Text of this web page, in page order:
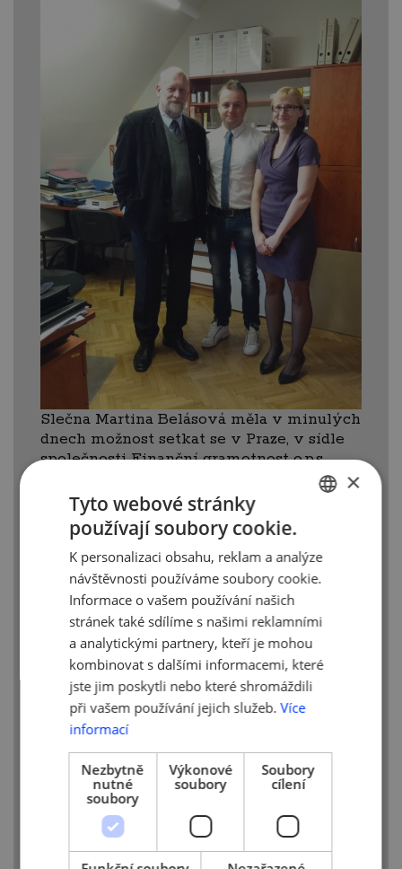
Slečna Martina Belásová měla v minulých
dnech možnost setkat se v Praze, v sídle
společnosti Finanční gramotnost o.p.s.,
s panem Svatoplukem Jedličkou a panem
Lubošem Síbertem. Pan Jedlička se
v minulosti zaregistroval do programu
EYE jako hostitelský podnikatel a jeho
hlavní motivací pro účast bylo předat
a sdílet své dlouholeté znalosti
a zkušenosti s mladým, začínajícím
podnikatelem/podnikatelkou. Nakonec si
na dvouměsíční pobyt ve své společnosti
vybral pana Siberta z Humenného
na Slovensku, absolventa FF Univerzity
Pavla Jozefa Šafaříka v Košicích. Hlavním
důvodem bylo souznění se zamýšleným
oborem podnikání mladého nadějného
podnikatele.
Během pobytu se pan Síbert zapojil
do běžného pracovního procesu
ve společnosti, měl možnost průběžně si
konzultovat svůj podnikatelský záměr,
ENGLISH
×
Tyto webové stránky
používají soubory cookie.
K personalizaci obsahu, reklam a analýze
návštěvnosti používáme soubory cookie.
Informace o vašem používání našich
stránek také sdílíme s našimi reklamními
a analytickými partnery, kteří je mohou
kombinovat s dalšími informacemi, které
jste jim poskytli nebo které shromáždili
při vašem používání jejich služeb. Více
informací
Nezbytně
nutné
soubory
Výkonové
soubory
Soubory
cílení